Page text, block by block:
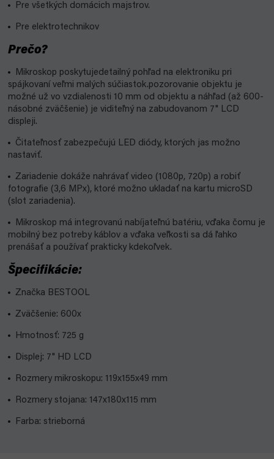
Pre všetkých domácich majstrov.
Pre elektrotechnikov
Prečo?
Mikroskop poskytujedetailný pohľad na elektroniku pri
spájkovaní veľmi malých súčiastok.pozorovanie objektu je
možné už vo vzdialenosti 10 mm od objektu a náhľad (až 600-
násobné zväčšenie) je viditeľný na zabudovanom 7" LCD
disple ji.
Čitateľnosť zabezpečujú LED diódy, ktorých jas možno
nastaviť.
Zariadenie dokáže nahrávať video (1080p, 720p) a robiť
fotografie (3,6 MPx), ktoré možno ukladať na kartu microSD
(slot zariadenia).
Mikroskop má integrovanú nabíjateľnú batériu, vďaka čomu je
mobilný bez potreby káblov a vďaka veľkosti sa dá ľahko
prenášať a používať prakticky kdekoľvek.
Špecifikácie:
Značka BESTOOL
Zväčšenie: 600x
Hmotnosť: 725 g
Displej: 7" HD LCD
Rozmery mikroskopu: 119x155x49 mm
Rozmery stojana: 147x180x115 mm
Farba: strieborná